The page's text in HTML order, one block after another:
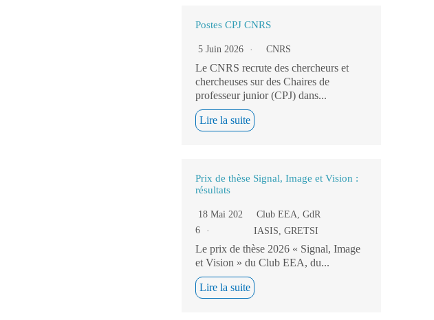
Postes CPJ CNRS
5 Juin 2026 CNRS
Le CNRS recrute des chercheurs et
chercheuses sur des Chaires de
professeur junior (CPJ) dans...
Lire la suite
Prix de thèse Signal, Image et Vision :
résultats
18 Mai 202
6
Club EEA,GdR
IASIS,GRETSI
Le prix de thèse 2026 « Signal, Image
et Vision » du Club EEA, du...
Lire la suite